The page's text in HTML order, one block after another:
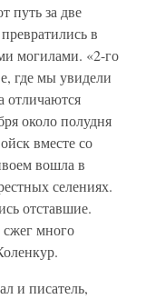
путь за две
в
могилами. «2-го
где мы увидели
отличаются
около полудня
вместе со
вошла в
селениях.
отставшие.
много
и писатель,